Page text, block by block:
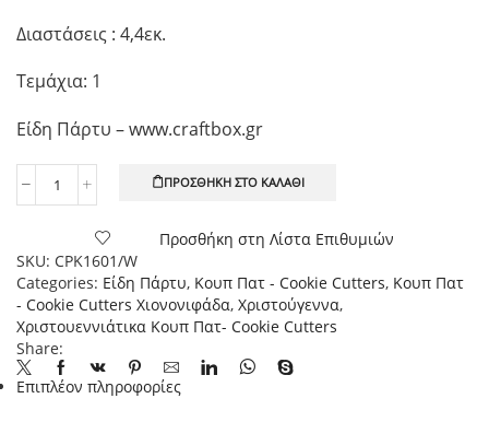
Διαστάσεις : 4,4εκ.
Τεμάχια: 1
Είδη Πάρτυ – www.craftbox.gr
Κουπ
μεταλλικό
Χιονονιφάδα
Mini,
4,4εκ.,
1τεμ.
ποσότητα
ΠΡΟΣΘΉΚΗ ΣΤΟ ΚΑΛΆΘΙ
Προσθήκη στη Λίστα Επιθυμιών
SKU: CPK1601/W
Categories: Είδη Πάρτυ, Κουπ Πατ - Cookie Cutters, Κουπ Πατ
- Cookie Cutters Χιονονιφάδα, Χριστούγεννα,
Χριστουεννιάτικα Κουπ Πατ- Cookie Cutters
Share:
Επιπλέον πληροφορίες